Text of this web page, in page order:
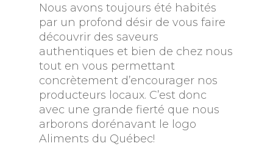
Nous avons toujours été habités
par un profond désir de vous faire
découvrir des saveurs
authentiques et bien de chez nous
tout en vous permettant
concrètement d’encourager nos
producteurs locaux. C’est donc
avec une grande fierté que nous
arborons dorénavant le logo
Aliments du Québec!